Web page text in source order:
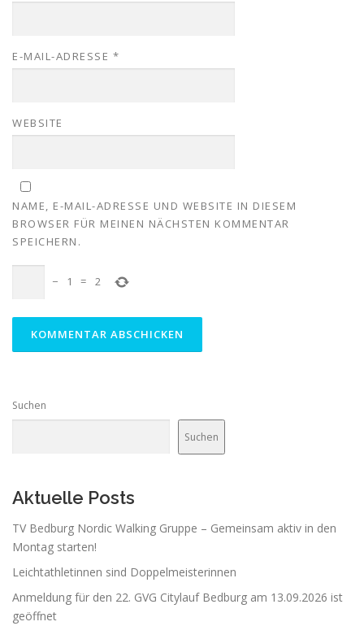
E-MAIL-ADRESSE *
WEBSITE
NAME, E-MAIL-ADRESSE UND WEBSITE IN DIESEM
BROWSER FÜR MEINEN NÄCHSTEN KOMMENTAR
SPEICHERN.
− 1 = 2
Suchen
Suchen
Aktuelle Posts
TV Bedburg Nordic Walking Gruppe – Gemeinsam aktiv in den
Montag starten!
Leichtathletinnen sind Doppelmeisterinnen
Anmeldung für den 22. GVG Citylauf Bedburg am 13.09.2026 ist
geöffnet